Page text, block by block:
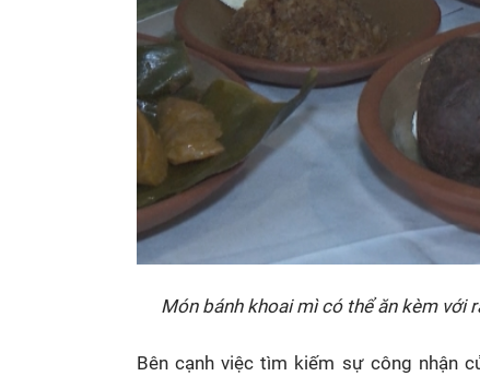
Món bánh khoai mì có thể ăn kèm với
Bên cạnh việc tìm kiếm sự công nhận